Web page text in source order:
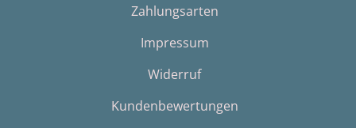
Zahlungsarten
Impressum
Widerruf
Kundenbewertungen